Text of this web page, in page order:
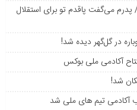
می‌گفت پاقدم تو برای استقلال
در گل‌گهر دیده شد!
آکادمی ملی بوکس
شد!